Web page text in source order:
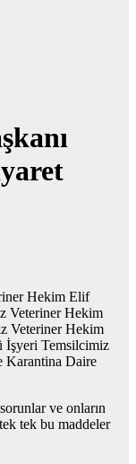
Hekim Elif
Veteriner Hekim
Veteriner Hekim
İşyeri Temsilcimiz
Karantina Daire
ve onların
tek bu maddeler